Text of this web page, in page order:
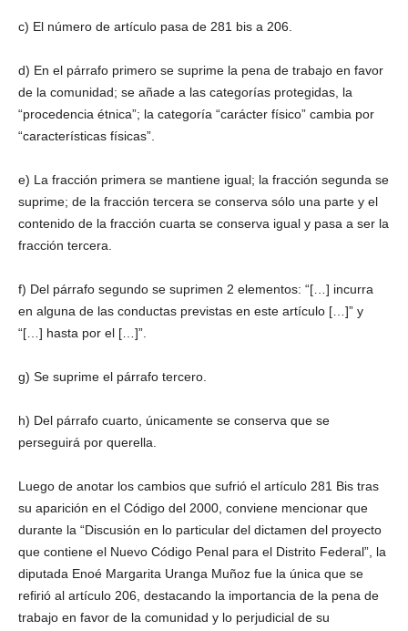
c) El número de artículo pasa de 281 bis a 206.
d) En el párrafo primero se suprime la pena de trabajo en favor
de la comunidad; se añade a las categorías protegidas, la
“procedencia étnica”; la categoría “carácter físico” cambia por
“características físicas”.
e) La fracción primera se mantiene igual; la fracción segunda se
suprime; de la fracción tercera se conserva sólo una parte y el
contenido de la fracción cuarta se conserva igual y pasa a ser la
fracción tercera.
f) Del párrafo segundo se suprimen 2 elementos: “[…] incurra
en alguna de las conductas previstas en este artículo […]” y
“[…] hasta por el […]”.
g) Se suprime el párrafo tercero.
h) Del párrafo cuarto, únicamente se conserva que se
perseguirá por querella.
Luego de anotar los cambios que sufrió el artículo 281 Bis tras
su aparición en el Código del 2000, conviene mencionar que
durante la “Discusión en lo particular del dictamen del proyecto
que contiene el Nuevo Código Penal para el Distrito Federal”, la
diputada Enoé Margarita Uranga Muñoz fue la única que se
refirió al artículo 206, destacando la importancia de la pena de
trabajo en favor de la comunidad y lo perjudicial de su